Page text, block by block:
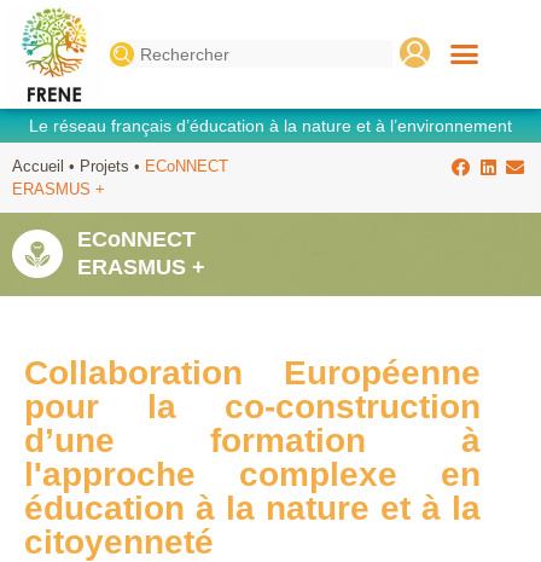
Search
for:
Le réseau français d’éducation à la nature et à l’environnement
Accueil • Projets • ECoNNECT
ERASMUS +
ECoNNECT
ERASMUS +
Collaboration Européenne
pour la co-construction
d’une formation à
l'approche complexe en
éducation à la nature et à la
citoyenneté